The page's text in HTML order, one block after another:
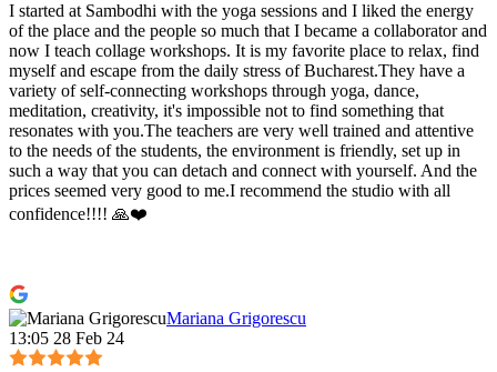
I started at Sambodhi with the yoga sessions and I liked the energy
of the place and the people so much that I became a collaborator and
now I teach collage workshops. It is my favorite place to relax, find
myself and escape from the daily stress of Bucharest.They have a
variety of self-connecting workshops through yoga, dance,
meditation, creativity, it's impossible not to find something that
resonates with you.The teachers are very well trained and attentive
to the needs of the students, the environment is friendly, set up in
such a way that you can detach and connect with yourself. And the
prices seemed very good to me.I recommend the studio with all
confidence!!!! 🙏❤️
Mariana Grigorescu
13:05 28 Feb 24